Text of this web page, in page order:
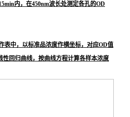
内，在450nm波长处测定各孔的OD
表中，以标准品浓度作横坐标，对应OD值
性回归曲线，按曲线方程计算各样本浓度